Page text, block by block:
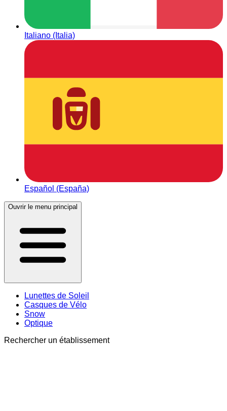
Italiano (Italia)
Español (España)
Ouvrir le menu principal
Lunettes de Soleil
Casques de Vélo
Snow
Optique
Rechercher un établissement